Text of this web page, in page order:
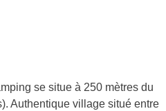
se situe à 250 mètres du
Authentique village situé entre